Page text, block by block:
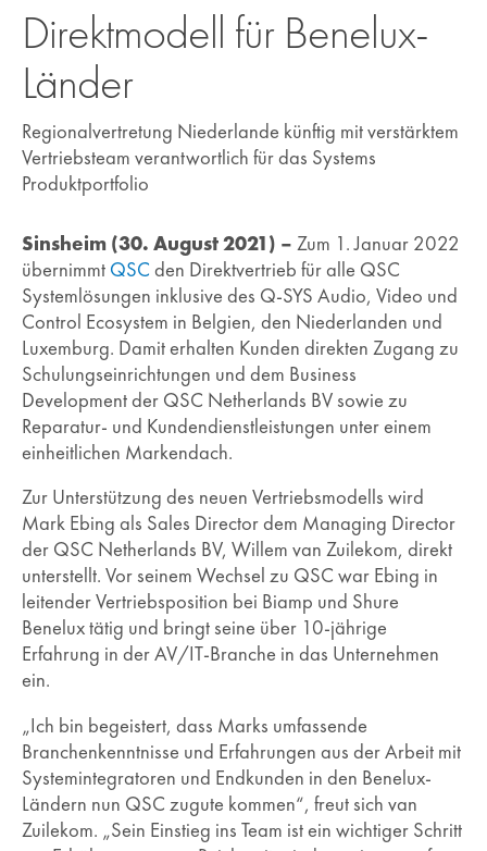
Direktmodell für Benelux-
Länder
Regionalvertretung Niederlande künftig mit verstärktem
Vertriebsteam verantwortlich für das Systems
Produktportfolio
Sinsheim (30. August 2021) – Zum 1. Januar 2022
übernimmt QSC den Direktvertrieb für alle QSC
Systemlösungen inklusive des Q-SYS Audio, Video und
Control Ecosystem in Belgien, den Niederlanden und
Luxemburg. Damit erhalten Kunden direkten Zugang zu
Schulungseinrichtungen und dem Business
Development der QSC Netherlands BV sowie zu
Reparatur- und Kundendienstleistungen unter einem
einheitlichen Markendach.
Zur Unterstützung des neuen Vertriebsmodells wird
Mark Ebing als Sales Director dem Managing Director
der QSC Netherlands BV, Willem van Zuilekom, direkt
unterstellt. Vor seinem Wechsel zu QSC war Ebing in
leitender Vertriebsposition bei Biamp und Shure
Benelux tätig und bringt seine über 10-jährige
Erfahrung in der AV/IT-Branche in das Unternehmen
ein.
„Ich bin begeistert, dass Marks umfassende
Branchenkenntnisse und Erfahrungen aus der Arbeit mit
Systemintegratoren und Endkunden in den Benelux-
Ländern nun QSC zugute kommen“, freut sich van
Zuilekom. „Sein Einstieg ins Team ist ein wichtiger Schritt